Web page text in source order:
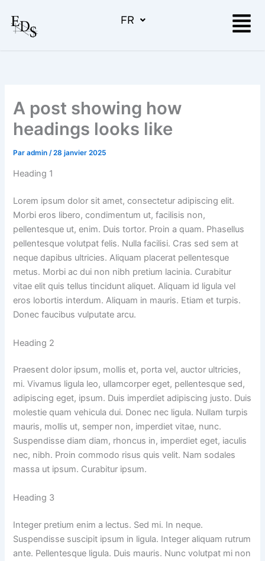
contenu
FR
Menu
A post showing how
headings looks like
Paradmin /28 janvier 2025
Heading 1
Lorem ipsum dolor sit amet, consectetur adipiscing elit.
Morbi eros libero, condimentum ut, facilisis non,
pellentesque ut, enim. Duis tortor. Proin a quam. Phasellus
pellentesque volutpat felis. Nulla facilisi. Cras sed sem at
neque dapibus ultricies. Aliquam placerat pellentesque
metus. Morbi ac dui non nibh pretium lacinia. Curabitur
vitae elit quis tellus tincidunt aliquet. Aliquam id ligula vel
eros lobortis interdum. Aliquam in mauris. Etiam et turpis.
Donec faucibus vulputate arcu.
Heading 2
Praesent dolor ipsum, mollis et, porta vel, auctor ultricies,
mi. Vivamus ligula leo, ullamcorper eget, pellentesque sed,
adipiscing eget, ipsum. Duis imperdiet adipiscing justo. Duis
molestie quam vehicula dui. Donec nec ligula. Nullam turpis
mauris, mollis ut, semper non, imperdiet vitae, nunc.
Suspendisse diam diam, rhoncus in, imperdiet eget, iaculis
nec, nibh. Proin commodo risus quis velit. Nam sodales
massa ut ipsum. Curabitur ipsum.
Heading 3
Integer pretium enim a lectus. Sed mi. In neque.
Suspendisse suscipit ipsum in ligula. Integer aliquam rutrum
ante. Pellentesque ligula. Duis mauris. Nunc volutpat mi non